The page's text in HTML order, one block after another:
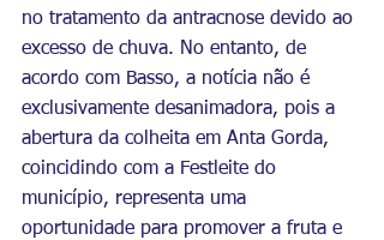
no tratamento da antracnose devido ao
excesso de chuva. No entanto, de
acordo com Basso, a notícia não é
exclusivamente desanimadora, pois a
abertura da colheita em Anta Gorda,
coincidindo com a Festleite do
município, representa uma
oportunidade para promover a fruta e